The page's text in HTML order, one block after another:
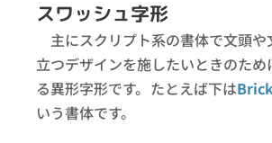
スワッシュ字形
主にスクリプト系の書体で文頭や
立つデザインを施したいときのため
る異形字形です。たとえば下は
いう書体です。